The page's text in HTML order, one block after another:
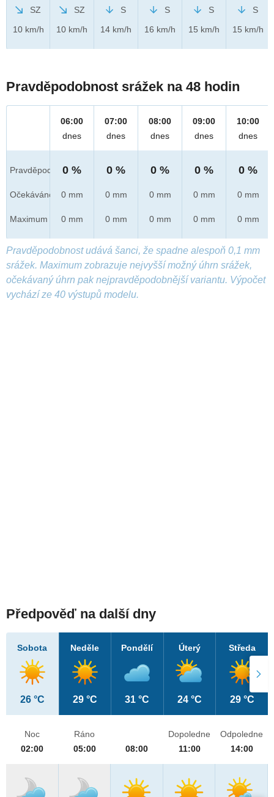
SZ
10 km/h
SZ
10 km/h
S
14 km/h
S
16 km/h
S
15 km/h
S
15 km/h
Pravděpodobnost srážek na 48 hodin
Pravděpod.
Očekáváno
Maximum
06:00
dnes
0 %
0 mm
0 mm
07:00
dnes
0 %
0 mm
0 mm
08:00
dnes
0 %
0 mm
0 mm
09:00
dnes
0 %
0 mm
0 mm
10:00
dnes
0 %
0 mm
0 mm
Pravděpodobnost udává šanci, že spadne alespoň 0,1 mm
srážek. Maximum zobrazuje nejvyšší možný úhrn srážek,
očekávaný úhrn pak nejpravděpodobnější variantu. Výpočet
vychází ze 40 výstupů modelu.
Předpověď na další dny
Sobota
26 °C
Neděle
29 °C
Pondělí
31 °C
Úterý
24 °C
Středa
29 °C
Noc
02:00
Ráno
05:00
08:00
Dopoledne
11:00
Odpoledne
14:00